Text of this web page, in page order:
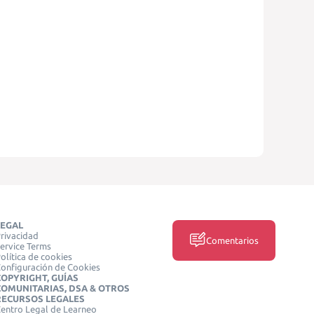
Terms
de cookies
de Cookies
GUÍAS
DSA & OTROS
LEGALES
Legal de Learneo
Comentarios